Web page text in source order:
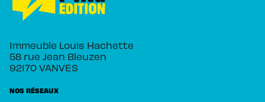
Immeuble Louis Hachette
58 rue Jean Bleuzen
92170 VANVES
NOS RÉSEAUX